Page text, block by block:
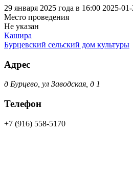
29 января 2025 года в 16:00 2025-
Место проведения
Не указан
Кашира
Бурцевский сельский дом культуры
Адрес
д Бурцево, ул Заводская, д 1
Телефон
+7 (916) 558-5170